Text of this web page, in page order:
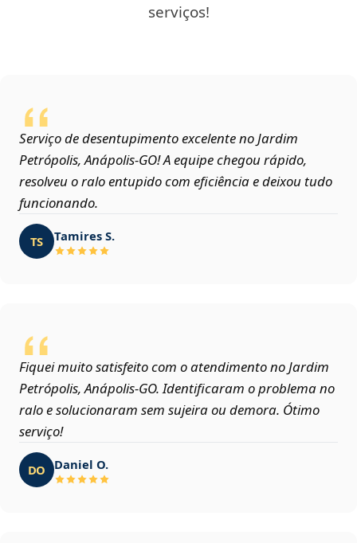
serviços!
Serviço de desentupimento excelente no Jardim
Petrópolis, Anápolis‑GO! A equipe chegou rápido,
resolveu o ralo entupido com eficiência e deixou tudo
funcionando.
TS Tamires S.
Fiquei muito satisfeito com o atendimento no Jardim
Petrópolis, Anápolis‑GO. Identificaram o problema no
ralo e solucionaram sem sujeira ou demora. Ótimo
serviço!
DO Daniel O.